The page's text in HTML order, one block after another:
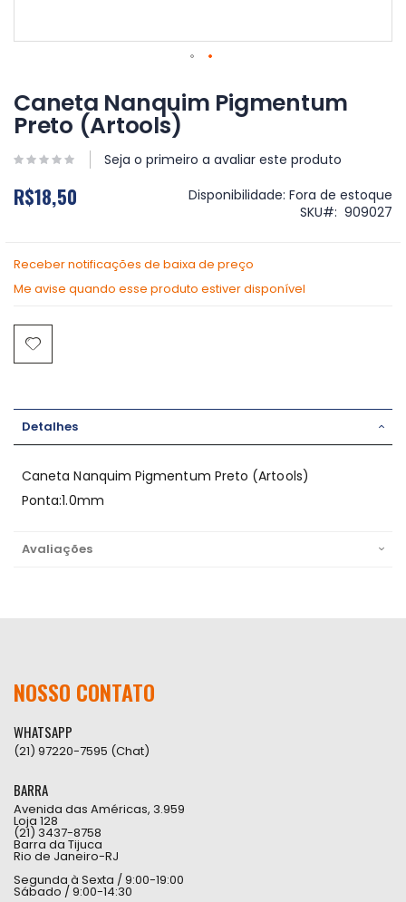
para
o
início
Galeria
imagens
Caneta Nanquim Pigmentum
Preto (Artools)
Seja o primeiro a avaliar este produto
R$18,50 Disponibilidade: Fora de estoque
SKU
909027
Receber notificações de baixa de preço
Me avise quando esse produto estiver disponível
Detalhes
Caneta Nanquim Pigmentum Preto (Artools)
Ponta:1.0mm
Avaliações
NOSSO CONTATO
WHATSAPP
(21) 97220-7595 (Chat)
BARRA
Avenida das Américas, 3.959
Loja 128
(21) 3437-8758
Barra da Tijuca
Rio de Janeiro-RJ
Segunda à Sexta / 9:00-19:00
Sábado / 9:00-14:30